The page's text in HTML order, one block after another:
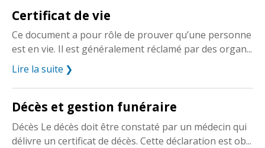
Certificat de vie
Ce document a pour rôle de prouver qu’une personne
est en vie. Il est généralement réclamé par des organ...
Lire la suite
Décès et gestion funéraire
Décès Le décès doit être constaté par un médecin qui
délivre un certificat de décès. Cette déclaration est ob...